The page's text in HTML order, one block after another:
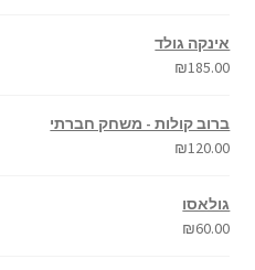
אינקה גולד
₪185.00
ברוב קולות - משחק חברתי
₪120.00
גולאסו
₪60.00